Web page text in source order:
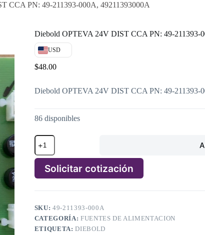
CCA PN: 49-211393-000A, 49211393000A
Diebold OPTEVA 24V DIST CCA PN: 49-211393-
USD
$48.00
Diebold OPTEVA 24V DIST CCA PN: 49-211393-
86 disponibles
Diebold
OPTEVA
24V
DIST
CCA
PN:
49-
000A,
49211393000A
Solicitar cotización
l
e
r
n
SKU:49-211393-000A
CATEGORÍA: FUENTES DE ALIMENTACION
ETIQUETA:DIEBOLD